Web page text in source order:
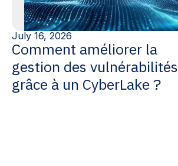
July 16, 2026
Comment améliorer la
gestion des vulnérabilités
grâce à un CyberLake ?